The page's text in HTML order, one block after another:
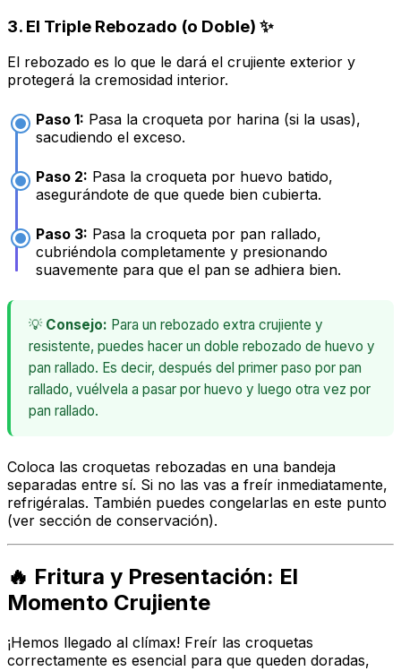
3. El Triple Rebozado (o Doble) ✨
El rebozado es lo que le dará el crujiente exterior y
protegerá la cremosidad interior.
Paso 1: Pasa la croqueta por harina (si la usas),
sacudiendo el exceso.
Paso 2: Pasa la croqueta por huevo batido,
asegurándote de que quede bien cubierta.
Paso 3: Pasa la croqueta por pan rallado,
cubriéndola completamente y presionando
suavemente para que el pan se adhiera bien.
💡 Consejo: Para un rebozado extra crujiente y
resistente, puedes hacer un doble rebozado de huevo y
pan rallado. Es decir, después del primer paso por pan
rallado, vuélvela a pasar por huevo y luego otra vez por
pan rallado.
Coloca las croquetas rebozadas en una bandeja
separadas entre sí. Si no las vas a freír inmediatamente,
refrigéralas. También puedes congelarlas en este punto
(ver sección de conservación).
🔥 Fritura y Presentación: El
Momento Crujiente
¡Hemos llegado al clímax! Freír las croquetas
correctamente es esencial para que queden doradas,